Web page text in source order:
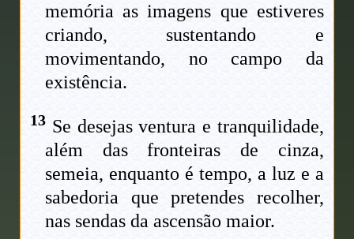
memória as imagens que estiveres
criando, sustentando e
movimentando, no campo da
existência.
13 Se desejas ventura e tranquilidade,
além das fronteiras de cinza,
semeia, enquanto é tempo, a luz e a
sabedoria que pretendes recolher,
nas sendas da ascensão maior.